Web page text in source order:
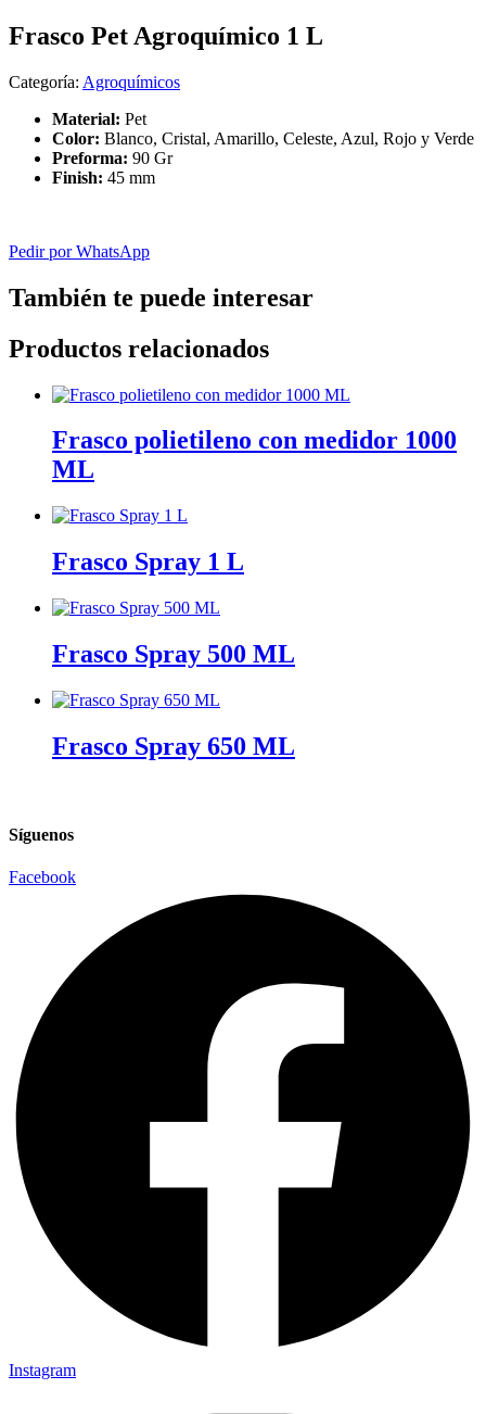
Frasco Pet Agroquímico 1 L
Categoría: Agroquímicos
Material: Pet
Color: Blanco, Cristal, Amarillo, Celeste, Azul, Rojo y Verde
Preforma: 90 Gr
Finish: 45 mm
Pedir por WhatsApp
También te puede interesar
Productos relacionados
Frasco polietileno con medidor 1000
ML
Frasco Spray 1 L
Frasco Spray 500 ML
Frasco Spray 650 ML
Síguenos
Facebook
Instagram